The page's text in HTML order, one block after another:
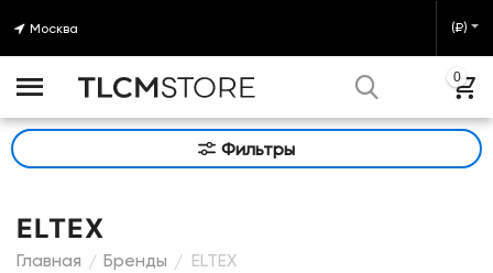
Москва (₽)
0
Фильтры
ELTEX
Главная / Бренды / ELTEX